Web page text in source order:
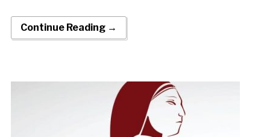
Continue Reading →